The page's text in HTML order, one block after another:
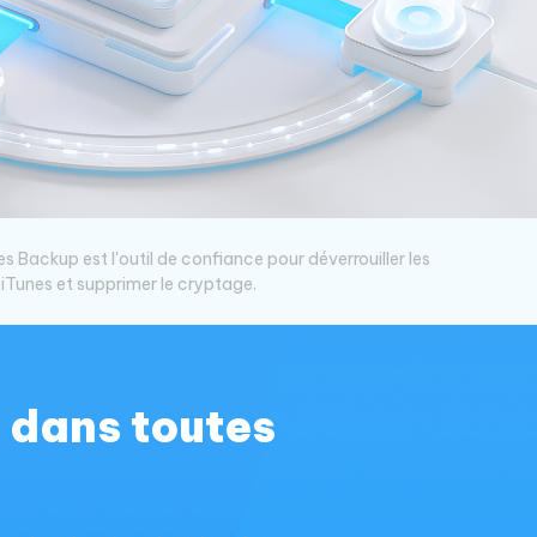
Plus de conseils utiles
étonnantes
Commencer
Regarder maintenant
Backup est l'outil de confiance pour déverrouiller les
et supprimer le cryptage.
dans toutes